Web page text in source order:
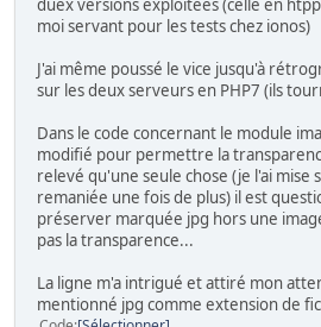
duex versions exploitées (celle en
moi servant pour les tests chez ionos)
J'ai même poussé le vice jusqu'à
sur les deux serveurs en PHP7 (ils
Dans le code concernant le module
modifié pour permettre la
relevé qu'une seule chose (je l'ai mise
remaniée une fois de plus) il est
préserver marquée jpg hors une
pas la transparence...
La ligne m'a intrigué et attiré mon
mentionné jpg comme extension de